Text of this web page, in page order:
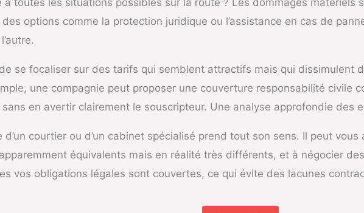
options comme la protection juridique ou l’assistance en cas de
se focaliser sur des tarifs qui semblent attractifs mais qui dissimulent
une compagnie peut proposer une couverture responsabilité civile
en avertir clairement le souscripteur. Une analyse approfondie des
d’un courtier ou d’un cabinet spécialisé prend tout son sens. Il peut
équivalents mais en réalité très différents, et à négocier
vos obligations légales sont couvertes, ce qui évite des lacunes